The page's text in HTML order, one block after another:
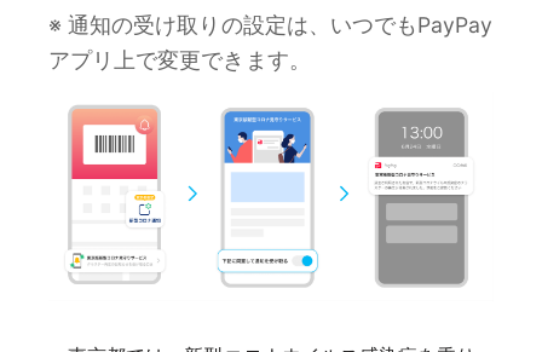
※ 通知の受け取りの設定は、いつでもPayPay
アプリ上で変更できます。